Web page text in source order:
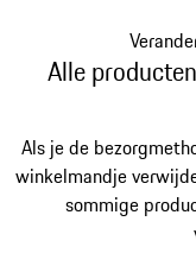
Alle
Als je de
winkelmandje
sommige